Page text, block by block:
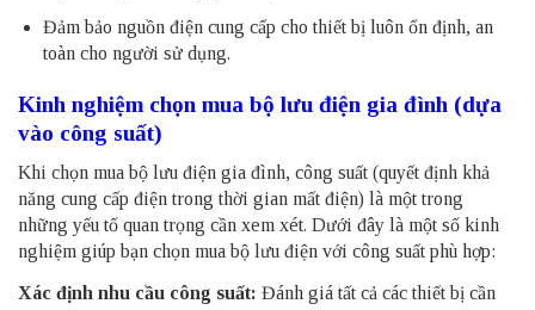
Đảm bảo nguồn điện cung cấp cho thiết bị luôn ổn định, an
toàn cho người sử dụng.
Kinh nghiệm chọn mua bộ lưu điện gia đình (dựa
vào công suất)
Khi chọn mua bộ lưu điện gia đình, công suất (quyết định khả
năng cung cấp điện trong thời gian mất điện) là một trong
những yếu tố quan trọng cần xem xét. Dưới đây là một số kinh
nghiệm giúp bạn chọn mua bộ lưu điện với công suất phù hợp:
Xác định nhu cầu công suất: Đánh giá tất cả các thiết bị cần